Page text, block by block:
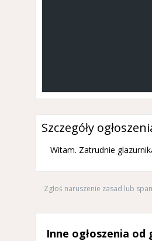
Szczegóły
Witam. Zatrudnie
Zgłoś naruszenie zasad lub
Inne ogłoszenia od